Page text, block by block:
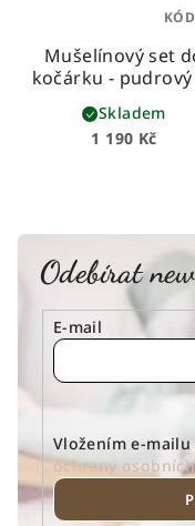
Mušelínový set
kočárku - pudrový
zlatými tečkami
1 190 Kč
Skladem
Odebírat
E-mail
Vložením e-
ochrany